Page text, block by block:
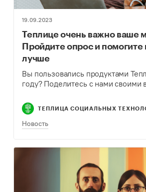
19.09.2023
Теплице очень важно ваше
Пройдите опрос и помогите
лучше
Вы пользовались продуктами
году? Поделитесь с нами своими
ТЕПЛИЦА СОЦИАЛЬНЫХ
Новость